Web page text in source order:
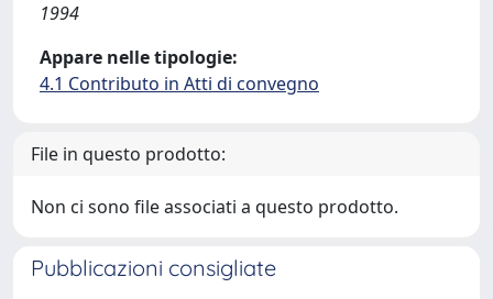
1994
Appare nelle tipologie:
4.1 Contributo in Atti di convegno
File in questo prodotto:
Non ci sono file associati a questo prodotto.
Pubblicazioni consigliate